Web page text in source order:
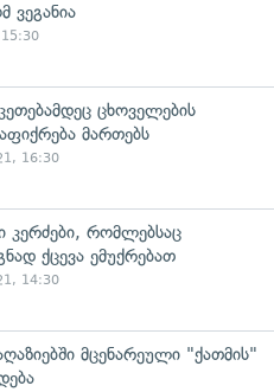
ვეგანია
15:30
ცხოველების
მართებს
16:30
რომლებსაც
ქცევა ემუქრებათ
14:30
მცენარეული "ქათმის"